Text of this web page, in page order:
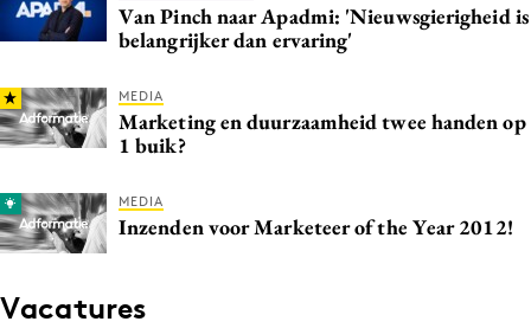
Van Pinch naar Apadmi: 'Nieuwsgierigheid is
belangrijker dan ervaring'
MEDIA
Marketing en duurzaamheid twee handen op
1 buik?
MEDIA
Inzenden voor Marketeer of the Year 2012!
Vacatures